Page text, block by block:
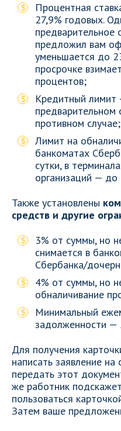
Процентная
27,9% годовых.
предварительное
предложил вам
уменьшается до
просрочке
процентов;
Кредитный
противном случае;
Лимит на
банкоматах
сутки, в
организаций —
Также установлены
средств и другие
3% от суммы, но
снимается в
Сбербанка/
4% от суммы, но
обналичивание
Минимальный
задолженности —
Для получения
написать заявление
передать этот
же работник
пользоваться
Затем ваше